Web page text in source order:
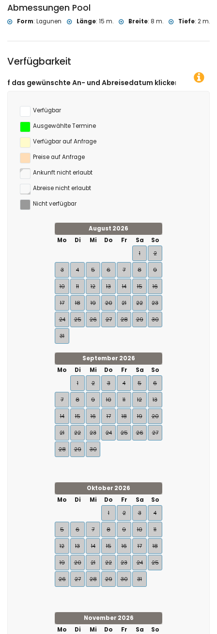
Golf (Golf Javea) und Reiten (innerhalb von 10 Kilometern von der
Abmessungen Pool
Form: Lagunen Länge: 15 m. Breite: 8 m. Tiefe: 2 m.
Verfügbarkeit
An- und Abreisedatum klicken!
Verfügbar
Ausgewählte Termine
Verfügbar auf Anfrage
Preise auf Anfrage
Ankunft nicht erlaubt
Abreise nicht erlaubt
Nicht verfügbar
August 2026
Mo
Di Mi Do Fr Sa
So
1
2
3 4 5 6 7 8 9
10 11 12 13 14 15 16
17 18 19 20 21 22 23
24 25 26 27 28 29 30
31
September 2026
Mo
Di Mi Do Fr Sa
So
1
2 3 4 5 6
7 8 9 10 11 12 13
14 15 16 17 18 19 20
21 22 23 24 25 26 27
28 29 30
Oktober 2026
Mo
Di Mi Do Fr Sa
So
1
2 3 4
5 6 7 8 9 10 11
12 13 14 15 16 17 18
19 20 21 22 23 24 25
26 27 28 29 30 31
November 2026
Mo
Di Mi Do Fr Sa
So